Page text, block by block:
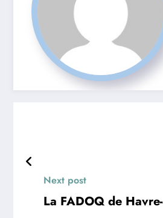
Next post
La FADOQ de